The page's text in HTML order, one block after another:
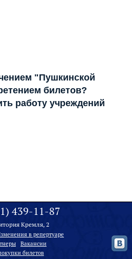
"Пушкинской
билетов?
работу учреждений
439-11-87
Кремля, 2
в репертуаре
Вакансии
билетов